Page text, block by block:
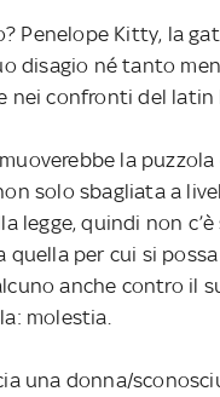
Penelope Kitty, la
disagio né tanto
nei confronti del latin
la puzzola
solo sbagliata a
legge, quindi non
quella per cui si
anche contro il
molestia.
una donna/